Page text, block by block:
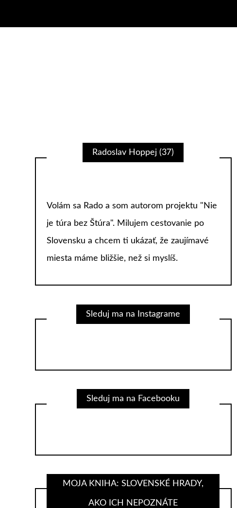
Radoslav Hoppej (37)
Volám sa Rado a som autorom projektu "Nie
je túra bez Štúra". Milujem cestovanie po
Slovensku a chcem ti ukázať, že zaujímavé
miesta máme bližšie, než si myslíš.
Sleduj ma na Instagrame
Sleduj ma na Facebooku
MOJA KNIHA: SLOVENSKÉ HRADY,
AKO ICH NEPOZNÁTE